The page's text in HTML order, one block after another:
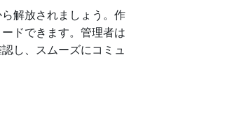
解放されましょう。作
ドできます。管理者は
し、スムーズにコミュ